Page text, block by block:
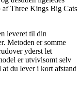
Three Kings Big Cats
leveret til din
Metoden er somme
yderst let
er utvivlsomt selv
at du lever i kort afstand